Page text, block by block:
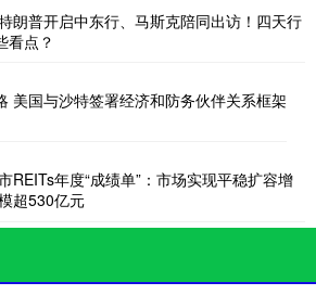
朗普开启中东行、马斯克陪同出访！四天行
看点？
美国与沙特签署经济和防务伙伴关系框架
REITs年度“成绩单”：市场实现平稳扩容增
超530亿元